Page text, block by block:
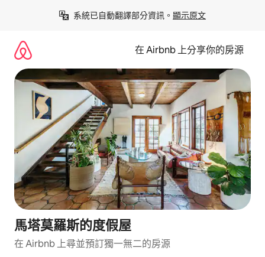
系統已自動翻譯部分資訊。 顯示原文
在 Airbnb 上分享你的房源
馬塔莫羅斯的度假屋
在 Airbnb 上尋並預訂獨一無二的房源